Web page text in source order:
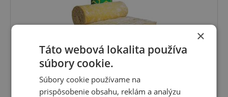
Isover Unirol Profi 50 mm (11,4 m2/bal)
ISOVER UNIROL PROFI je prémiový izolačný pás zo
sklenej vlny...
×
Táto webová lokalita používa
súbory cookie.
Súbory cookie používame na
prispôsobenie obsahu, reklám a analýzu